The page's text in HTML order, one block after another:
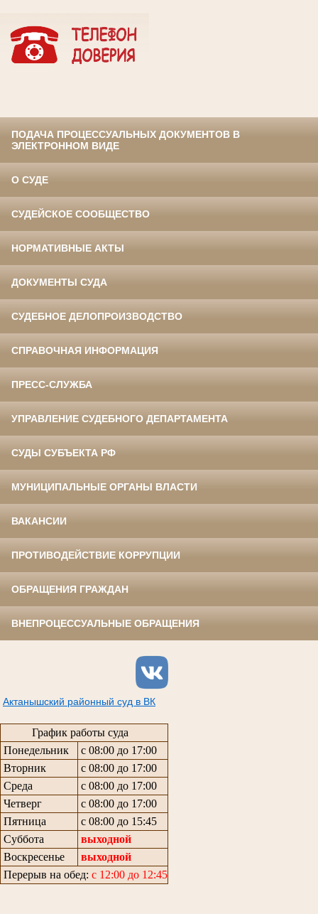
ПОДАЧА ПРОЦЕССУАЛЬНЫХ ДОКУМЕНТОВ В
ЭЛЕКТРОННОМ ВИДЕ
О СУДЕ
СУДЕЙСКОЕ СООБЩЕСТВО
НОРМАТИВНЫЕ АКТЫ
ДОКУМЕНТЫ СУДА
СУДЕБНОЕ ДЕЛОПРОИЗВОДСТВО
СПРАВОЧНАЯ ИНФОРМАЦИЯ
ПРЕСС-СЛУЖБА
УПРАВЛЕНИЕ СУДЕБНОГО ДЕПАРТАМЕНТА
СУДЫ СУБЪЕКТА РФ
МУНИЦИПАЛЬНЫЕ ОРГАНЫ ВЛАСТИ
ВАКАНСИИ
ПРОТИВОДЕЙСТВИЕ КОРРУПЦИИ
ОБРАЩЕНИЯ ГРАЖДАН
ВНЕПРОЦЕССУАЛЬНЫЕ ОБРАЩЕНИЯ
Актанышский районный суд в ВК
График работы суда
Понедельник
с 08:00 до 17:00
Вторник
с 08:00 до 17:00
Среда
с 08:00 до 17:00
Четверг
с 08:00 до 17:00
Пятница
с 08:00 до 15:45
Суббота
выходной
Воскресенье
выходной
Перерыв на обед: с 12:00 до 12:45